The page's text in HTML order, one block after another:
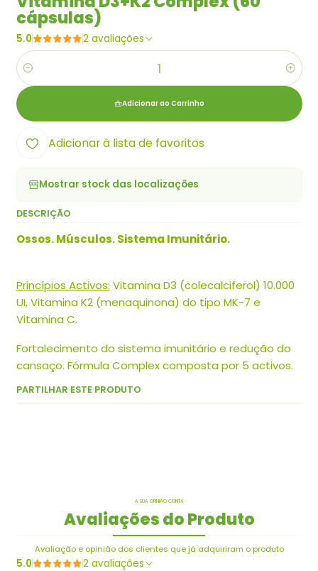
cápsulas)
5.0 2 avaliações
Quantidade
Adicionar ao Carrinho
Adicionar à lista de favoritos
Mostrar stock das localizações
DESCRIÇÃO
Ossos. Músculos. Sistema Imunitário.
Princípios Activos: Vitamina D3 (colecalciferol) 10.000
UI, Vitamina K2 (menaquinona) do tipo MK-7 e
Vitamina C.
Fortalecimento do sistema imunitário e redução do
cansaço. Fórmula Complex composta por 5 activos.
PARTILHAR ESTE PRODUTO
A SUA OPINIÃO CONTA
Avaliações do Produto
Avaliação e opinião dos clientes que já adquiriram o produto
5.0 2 avaliações